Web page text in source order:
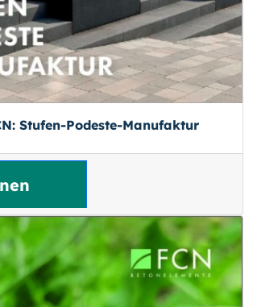
Stufen-Podeste-Manufaktur